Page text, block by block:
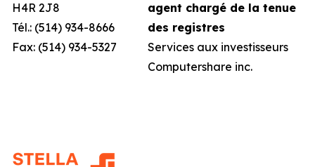
H4R 2J8
Tél.: (514) 934-8666
Fax: (514) 934-5327
agent chargé de la tenue
des registres
Services aux investisseurs
Computershare inc.